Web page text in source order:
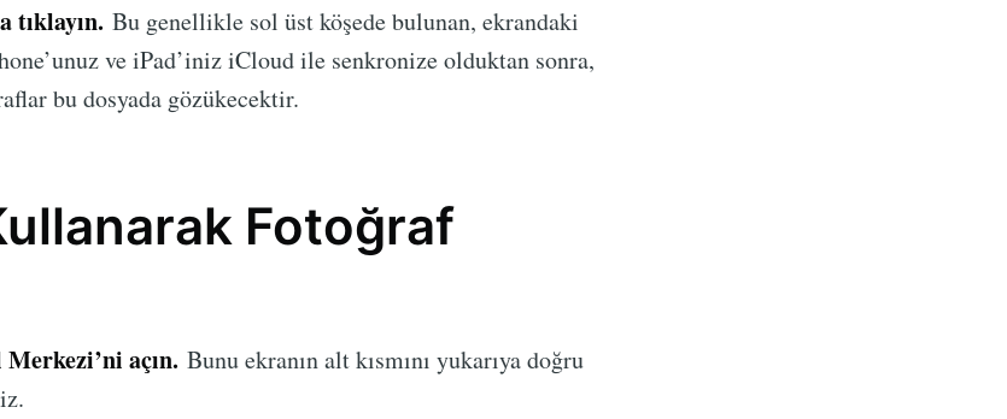
tıklayın. Bu genellikle sol üst köşede bulunan, ekrandaki
ve iPad’iniz iCloud ile senkronize olduktan sonra,
bu dosyada gözükecektir.
Fotoğraf
açın. Bunu ekranın alt kısmını yukarıya doğru